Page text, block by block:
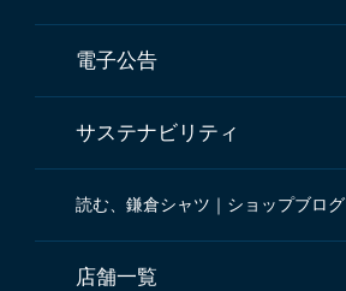
電子公告
サステナビリティ
読む、鎌倉シャツ｜ショップブログ
店舗一覧